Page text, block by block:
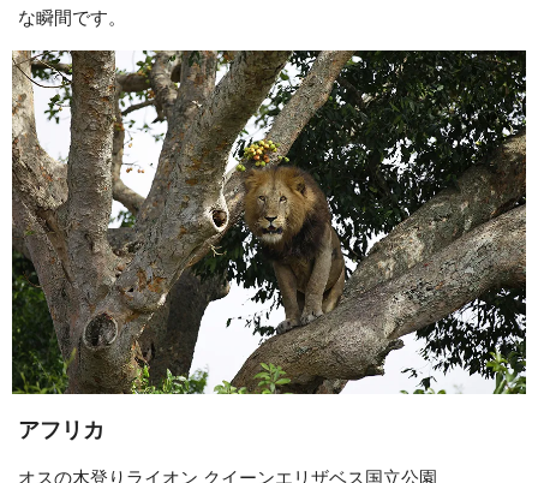
な瞬間です。
アフリカ
オスの木登りライオン クイーンエリザベス国立公園